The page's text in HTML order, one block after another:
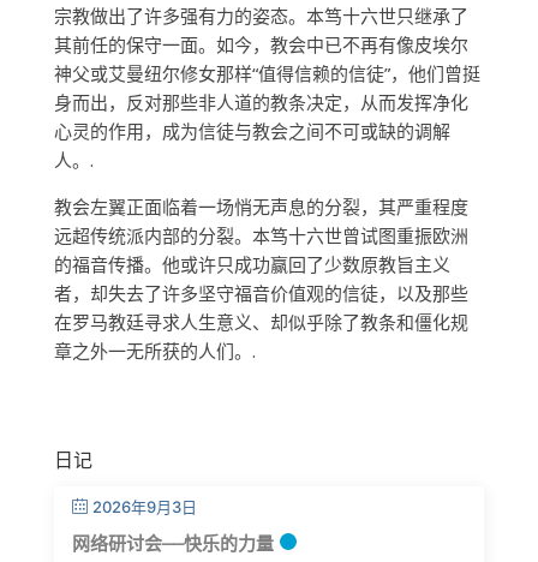
宗教做出了许多强有力的姿态。本笃十六世只继承了
其前任的保守一面。如今，教会中已不再有像皮埃尔
神父或艾曼纽尔修女那样“值得信赖的信徒”，他们曾挺
身而出，反对那些非人道的教条决定，从而发挥净化
心灵的作用，成为信徒与教会之间不可或缺的调解
人。.
教会左翼正面临着一场悄无声息的分裂，其严重程度
远超传统派内部的分裂。本笃十六世曾试图重振欧洲
的福音传播。他或许只成功赢回了少数原教旨主义
者，却失去了许多坚守福音价值观的信徒，以及那些
在罗马教廷寻求人生意义、却似乎除了教条和僵化规
章之外一无所获的人们。.
日记
2026年9月3日
网络研讨会——快乐的力量